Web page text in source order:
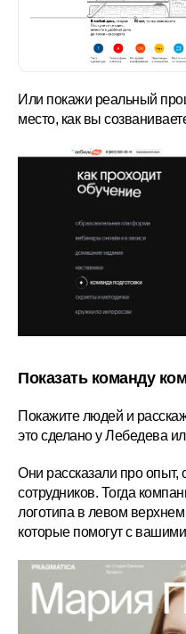
Или покажи реальный
место, как вы
Показать команду
Покажите людей и
это сделано у Лебедева
Они рассказали про опыт,
сотрудников. Тогда
логотипа в левом
которые помогут с